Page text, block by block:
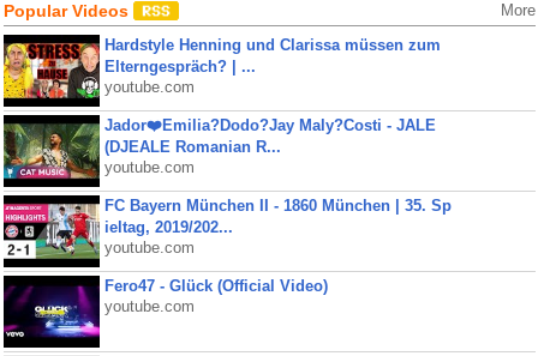
Popular Videos More
Hardstyle Henning und Clarissa müssen zum
Elterngespräch? | ...
youtube.com
Jador❤️Emilia?Dodo?Jay Maly?Costi - JALE
(DJEALE Romanian R...
youtube.com
FC Bayern München II - 1860 München | 35. Sp
ieltag, 2019/202...
youtube.com
Fero47 - Glück (Official Video)
youtube.com